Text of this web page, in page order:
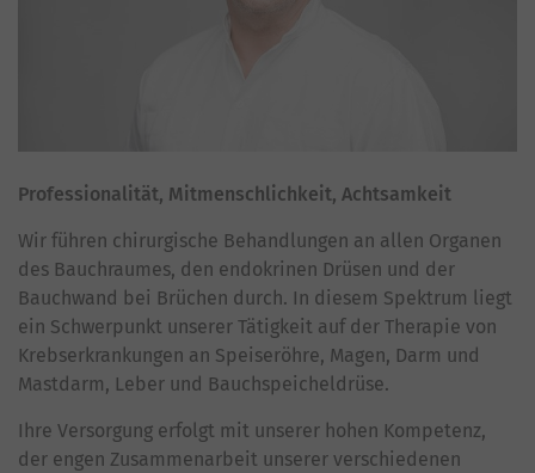
Professionalität, Mitmenschlichkeit, Achtsamkeit
Wir führen chirurgische Behandlungen an allen Organen
des Bauchraumes, den endokrinen Drüsen und der
Bauchwand bei Brüchen durch. In diesem Spektrum liegt
ein Schwerpunkt unserer Tätigkeit auf der Therapie von
Krebserkrankungen an Speiseröhre, Magen, Darm und
Mastdarm, Leber und Bauchspeicheldrüse.
Ihre Versorgung erfolgt mit unserer hohen Kompetenz,
der engen Zusammenarbeit unserer verschiedenen